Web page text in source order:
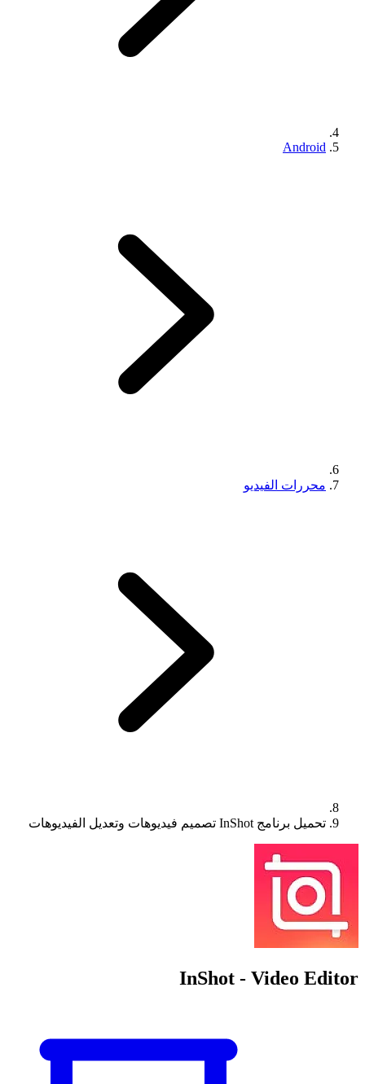
Android
محررات الفيديو
تحميل برنامج InShot تصميم فيديوهات وتعديل الفيديوهات
InShot - Video Editor